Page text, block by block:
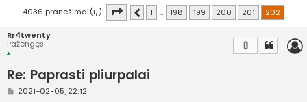
4036 pranešimai(ų) Puslapis 202iš 202
Ankstesnis
1 … 198 199 200 201 202
Rr4twenty
Pažengęs
Re: Paprasti pliurpalai
0
S2021-02-05, 22:12